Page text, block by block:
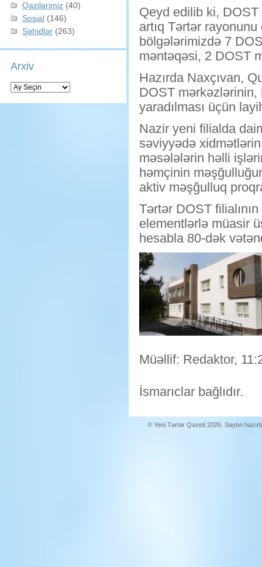
Qazilərimiz (40)
Sosial (146)
Şəhidlər (263)
Arxiv
Arxiv
Qeyd edilib ki,
artıq Tərtər
bölgələrimizdə 7
məntəqəsi, 2 DOST
Hazırda Naxçıvan,
DOST mərkəzlərinin,
yaradılması üçün
Nazir yeni filialda
səviyyədə
məsələlərin həlli
həmçinin
aktiv məşğulluq
Tərtər DOST
elementlərlə müasir
hesabla 80-dək
Müəllif: Redaktor,
İsmarıclar bağlıdır.
© Yeni Tərtər Qəzeti 2026. Saytın